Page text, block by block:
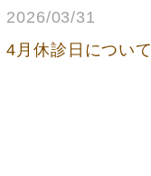
2026/03/31
4月休診日について